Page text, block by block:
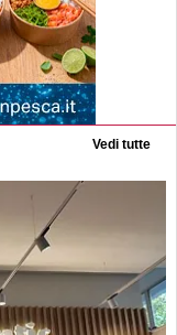
Vedi tutte